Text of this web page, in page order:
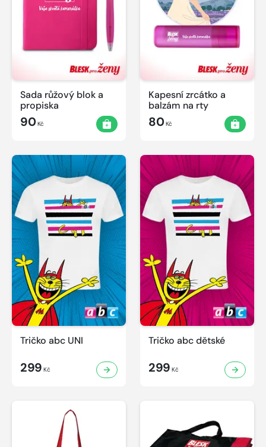
Sada růžový blok a
propiska
90Kč
Kapesní zrcátko a
balzám na rty
80Kč
Tričko abc UNI
299 Kč
Tričko abc dětské
299 Kč